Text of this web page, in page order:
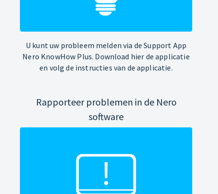
U kunt uw probleem melden via de Support App
Nero KnowHow Plus. Download hier de applicatie
en volg de instructies van de applicatie.
Rapporteer problemen in de Nero
software